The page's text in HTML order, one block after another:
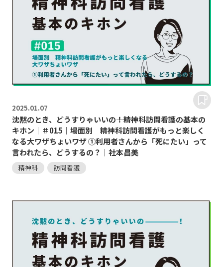
2025.01.07
沈黙のとき、どうすりゃいいの―――！精神科訪問看護の基本の
キホン｜＃015｜場面別 精神科訪問看護がもっと楽しく
なる大ワザちょいワザ ①利用者さんから「死にたい」って
言われたら、どうするの？｜社本昌美
精神科 訪問看護